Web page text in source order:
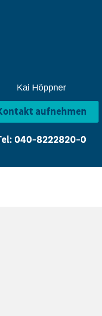
Kai Höppner
aufnehmen
040-8222820-0